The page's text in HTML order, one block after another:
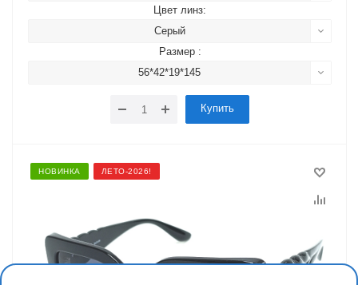
Цвет линз:
Серый
Размер :
56*42*19*145
Купить
НОВИНКА ЛЕТО-2026!